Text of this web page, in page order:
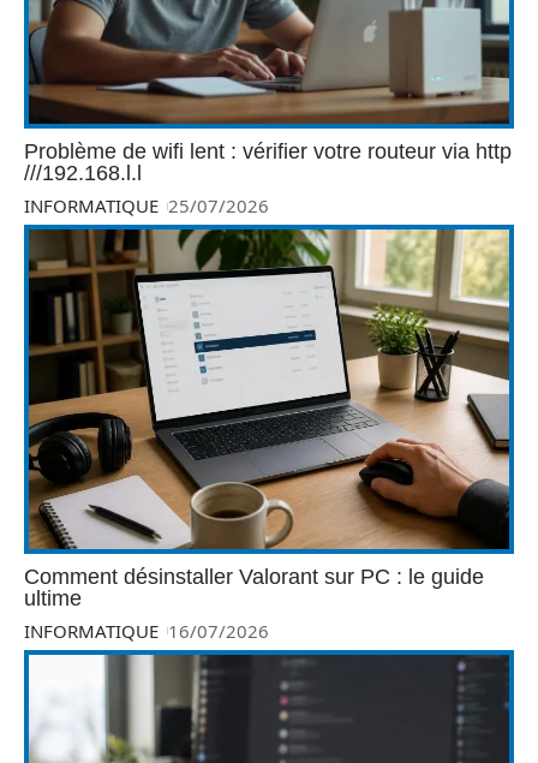
Problème de wifi lent : vérifier votre routeur via http
///192.168.l.l
INFORMATIQUE 25/07/2026
Comment désinstaller Valorant sur PC : le guide
ultime
INFORMATIQUE 16/07/2026